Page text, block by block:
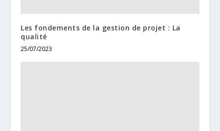
Les fondements de la gestion de projet : La
qualité
25/07/2023